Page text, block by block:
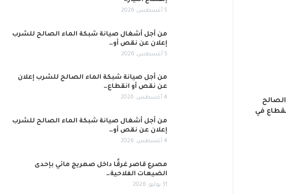
في
5 أغسطس, 2026
من أجل أشغال صيانة شبكة الماء الصالح للشرب
إعلان عن نقص أو…
5 أغسطس, 2026
من أجل صيانة شبكة الماء الصالح للشرب إعلان
عن نقص أو انقطاع…
4 أغسطس, 2026
من أجل أشغال صيانة شبكة الماء الصالح للشرب
إعلان عن نقص أو…
4 أغسطس, 2026
مصرع قاصر غرقًا داخل صهريج مائي بإحدى
الضيعات الفلاحية…
31 يوليو, 2026